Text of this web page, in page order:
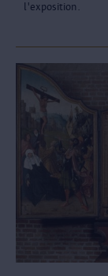
l'exposition.